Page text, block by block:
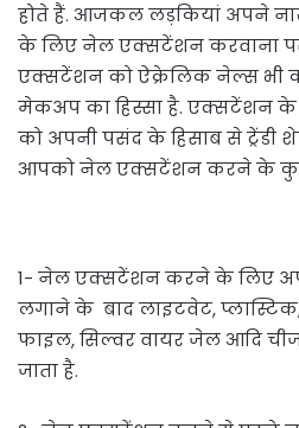
होते हैं. आजकल लड़कियां अपने
के लिए नेल एक्सटेंशन करवाना
एक्सटेंशन को ऐक्रेलिक नेल्स भी
मेकअप का हिस्सा है. एक्सटेंशन के
को अपनी पसंद के हिसाब से
आपको नेल एक्सटेंशन करने के कुछ
1- नेल एक्सटेंशन करने के लिए
लगाने के बाद लाइटवेट,
फाइल, सिल्वर वायर जेल आदि
जाता है.